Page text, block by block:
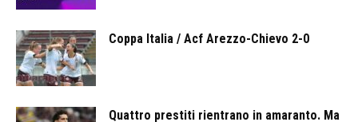
Coppa Italia / Acf Arezzo-Chievo 2-0
Quattro prestiti rientrano in amaranto. Ma